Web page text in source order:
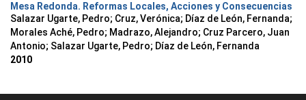
Mesa Redonda. Reformas Locales, Acciones y Consecuencias
Salazar Ugarte, Pedro; Cruz, Verónica; Díaz de León, Fernanda;
Morales Aché, Pedro; Madrazo, Alejandro; Cruz Parcero, Juan
Antonio; Salazar Ugarte, Pedro; Díaz de León, Fernanda
2010